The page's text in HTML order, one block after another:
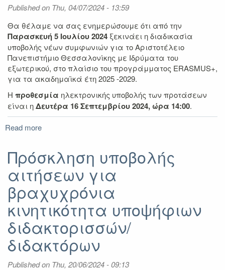
Published on Thu, 04/07/2024 - 13:59
Θα θέλαμε να σας ενημερώσουμε ότι από την
Παρασκευή 5 Ιουλίου 2024 ξεκινάει η διαδικασία
υποβολής νέων συμφωνιών για το Αριστοτέλειο
Πανεπιστήμιο Θεσσαλονίκης με Ιδρύματα του
εξωτερικού, στο πλαίσιο του προγράμματος ERASMUS+,
για τα ακαδημαϊκά έτη 2025 -2029.
Η προθεσμία ηλεκτρονικής υποβολής των προτάσεων
είναι ηΔευτέρα 16 Σεπτεμβρίου 2024, ώρα 14:00.
Read more
νέων
συμφωνιών
Erasmus+
για
τα
ακαδημαϊκά
2025
–
2029
Πρόσκληση υποβολής
αιτήσεων για
βραχυχρόνια
κινητικότητα υποψήφιων
διδακτορισσών/
διδακτόρων
Published on Thu, 20/06/2024 - 09:13